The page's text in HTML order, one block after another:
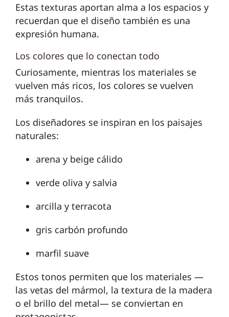
Estas texturas aportan alma a los espacios y
recuerdan que el diseño también es una
expresión humana.
Los colores que lo conectan todo
Curiosamente, mientras los materiales se
vuelven más ricos, los colores se vuelven
más tranquilos.
Los diseñadores se inspiran en los paisajes
naturales:
arena y beige cálido
verde oliva y salvia
arcilla y terracota
gris carbón profundo
marfil suave
Estos tonos permiten que los materiales —
las vetas del mármol, la textura de la madera
o el brillo del metal— se conviertan en